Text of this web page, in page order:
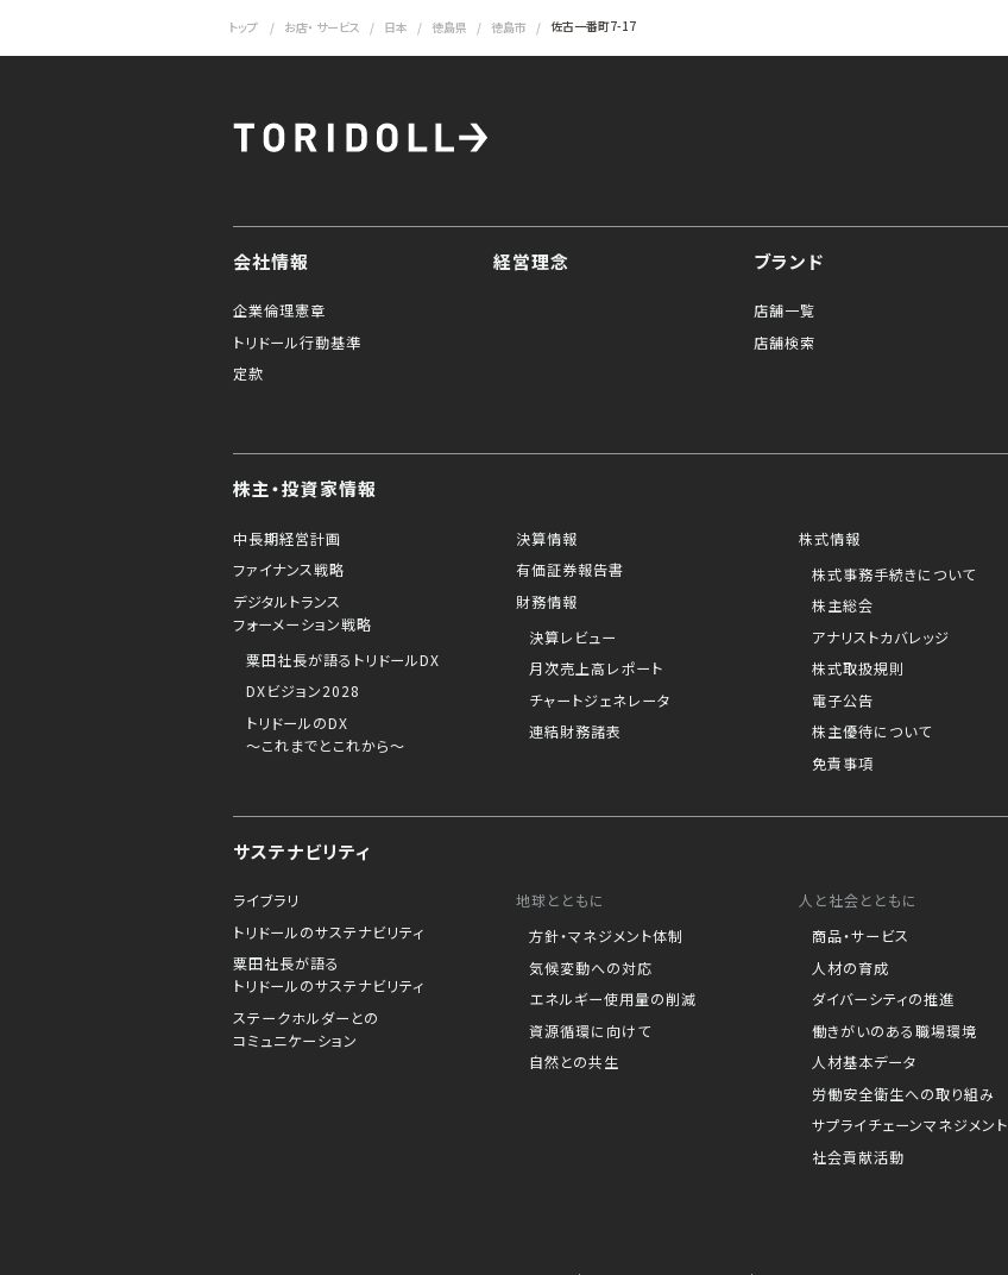
トップ お店・ サービス 日本 徳島県 徳島市 佐古一番町7-17
会社情報
企業倫理憲章
トリドール行動基準
定款
経営理念 ブランド
店舗一覧
店舗検索
株主・投資家情報
中長期経営計画
ファイナンス戦略
デジタルトランス
フォーメーション戦略
粟田社長が語るトリドールDX
DXビジョン2028
トリドールのDX
～これまでとこれから～
決算情報
有価証券報告書
財務情報
決算レビュー
月次売上高レポート
チャートジェネレータ
連結財務諸表
株式情報
株式事務手続きについて
株主総会
アナリストカバレッジ
株式取扱規則
電子公告
株主優待について
免責事項
サステナビリティ
ライブラリ
トリドールのサステナビリティ
粟田社長が語る
トリドールのサステナビリティ
ステークホルダーとの
コミュニケーション
地球とともに
方針・マネジメント体制
気候変動への対応
エネルギー使用量の削減
資源循環に向けて
自然との共生
人と社会とともに
商品・サービス
人材の育成
ダイバーシティの推進
働きがいのある職場環境
人材基本データ
労働安全衛生への取り組み
サプライチェーンマネジメント
社会貢献活動